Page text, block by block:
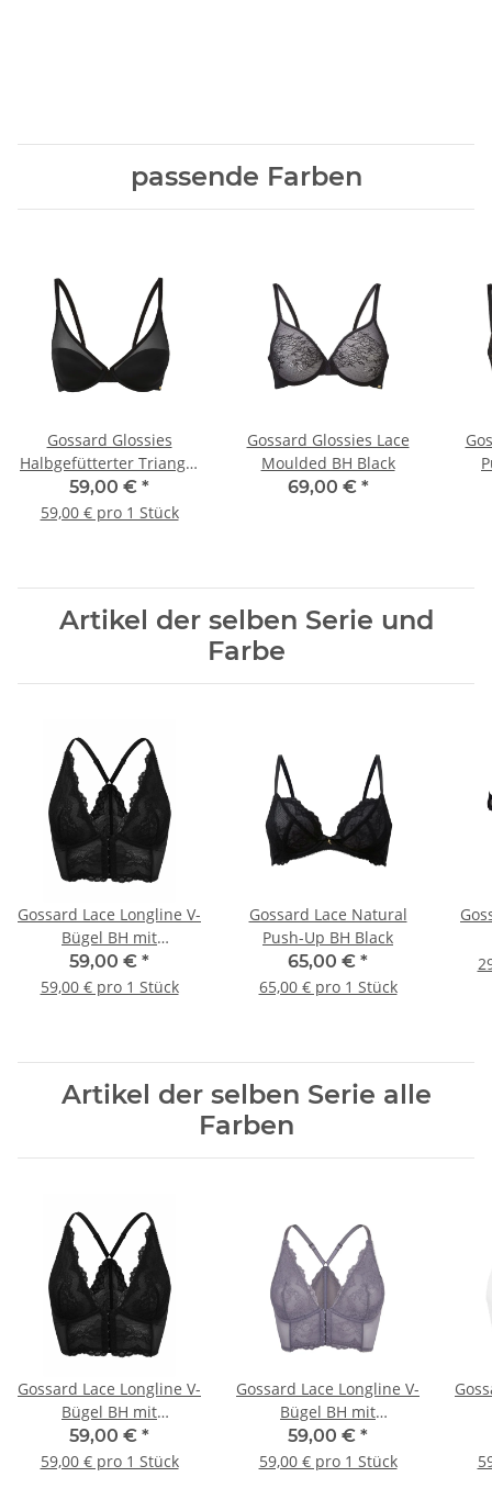
passende Farben
Gossard Glossies
Halbgefütterter Triangel
BH Black
59,00 € *
59,00 € pro 1 Stück
Gossard Glossies Lace
Moulded BH Black
69,00 € *
Artikel der selben Serie und
Farbe
Gossard Lace Longline V-
Bügel BH mit
Frontverschluss Black
59,00 € *
59,00 € pro 1 Stück
Gossard Lace Natural
Push-Up BH Black
65,00 € *
65,00 € pro 1 Stück
Artikel der selben Serie alle
Farben
Gossard Lace Longline V-
Bügel BH mit
Frontverschluss Black
59,00 € *
59,00 € pro 1 Stück
Gossard Lace Longline V-
Bügel BH mit
Frontverschluss Platin
59,00 € *
59,00 € pro 1 Stück